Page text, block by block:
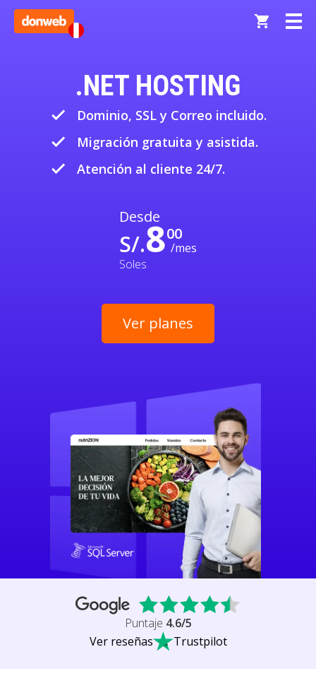
.NET HOSTING
done
Dominio, SSL y Correo incluido.
done
Migración gratuita y asistida.
done
Atención al cliente 24/7.
Desde
S/.800
/mes
Soles
Ver planes
Puntaje 4.6/5
Ver reseñas
Trustpilot